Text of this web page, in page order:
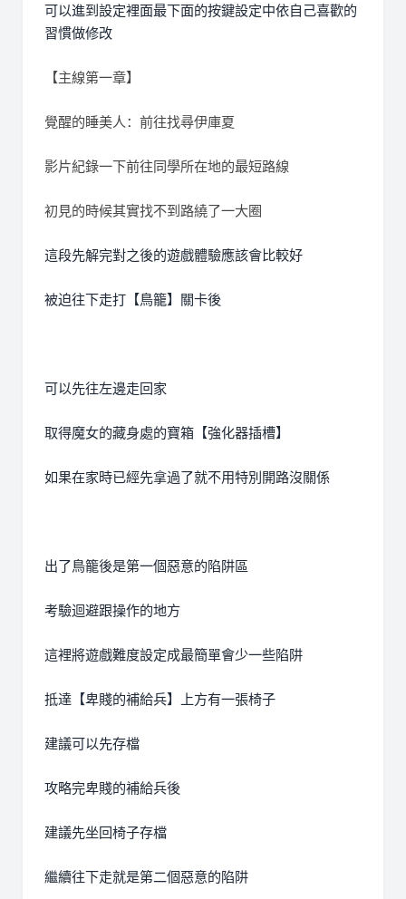
可以進到設定裡面最下面的按鍵設定中依自己喜歡的
習慣做修改
【主線第一章】
覺醒的睡美人：前往找尋伊庫夏
影片紀錄一下前往同學所在地的最短路線
初見的時候其實找不到路繞了一大圈
這段先解完對之後的遊戲體驗應該會比較好
被迫往下走打【鳥籠】關卡後
可以先往左邊走回家
取得魔女的藏身處的寶箱【強化器插槽】
如果在家時已經先拿過了就不用特別開路沒關係
出了鳥籠後是第一個惡意的陷阱區
考驗迴避跟操作的地方
這裡將遊戲難度設定成最簡單會少一些陷阱
抵達【卑賤的補給兵】上方有一張椅子
建議可以先存檔
攻略完卑賤的補給兵後
建議先坐回椅子存檔
繼續往下走就是第二個惡意的陷阱